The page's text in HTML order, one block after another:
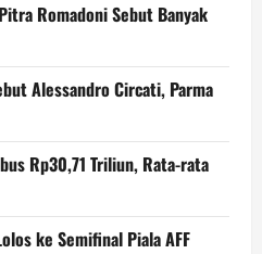
Romadoni Sebut Banyak
Alessandro Circati, Parma
Rp30,71 Triliun, Rata-rata
ke Semifinal Piala AFF